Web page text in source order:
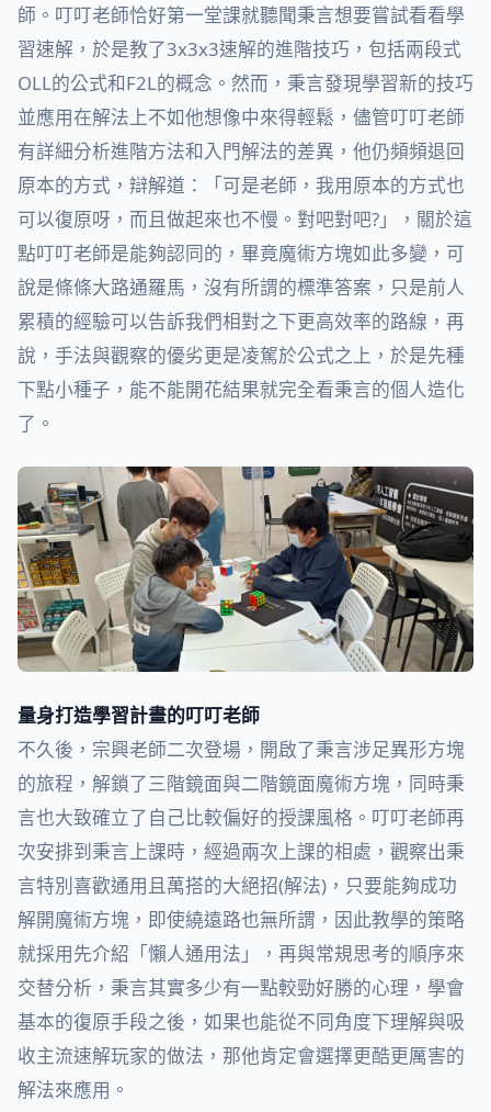
師。叮叮老師恰好第一堂課就聽聞秉言想要嘗試看看學
習速解，於是教了3x3x3速解的進階技巧，包括兩段式
OLL的公式和F2L的概念。然而，秉言發現學習新的技巧
並應用在解法上不如他想像中來得輕鬆，儘管叮叮老師
有詳細分析進階方法和入門解法的差異，他仍頻頻退回
原本的方式，辯解道：「可是老師，我用原本的方式也
可以復原呀，而且做起來也不慢。對吧對吧?」，關於這
點叮叮老師是能夠認同的，畢竟魔術方塊如此多變，可
說是條條大路通羅馬，沒有所謂的標準答案，只是前人
累積的經驗可以告訴我們相對之下更高效率的路線，再
說，手法與觀察的優劣更是凌駕於公式之上，於是先種
下點小種子，能不能開花結果就完全看秉言的個人造化
了。
量身打造學習計畫的叮叮老師
不久後，宗興老師二次登場，開啟了秉言涉足異形方塊
的旅程，解鎖了三階鏡面與二階鏡面魔術方塊，同時秉
言也大致確立了自己比較偏好的授課風格。叮叮老師再
次安排到秉言上課時，經過兩次上課的相處，觀察出秉
言特別喜歡通用且萬搭的大絕招(解法)，只要能夠成功
解開魔術方塊，即使繞遠路也無所謂，因此教學的策略
就採用先介紹「懶人通用法」，再與常規思考的順序來
交替分析，秉言其實多少有一點較勁好勝的心理，學會
基本的復原手段之後，如果也能從不同角度下理解與吸
收主流速解玩家的做法，那他肯定會選擇更酷更厲害的
解法來應用。